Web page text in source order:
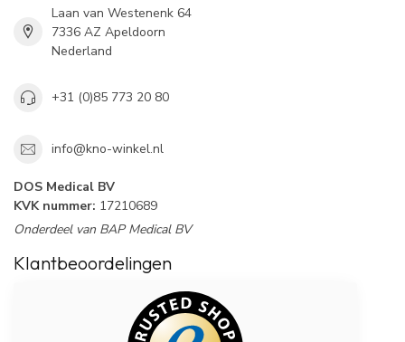
Laan van Westenenk 64
7336 AZ Apeldoorn
Nederland
+31 (0)85 773 20 80
info@kno-winkel.nl
DOS Medical BV
KVK nummer: 17210689
Onderdeel van BAP Medical BV
Klantbeoordelingen